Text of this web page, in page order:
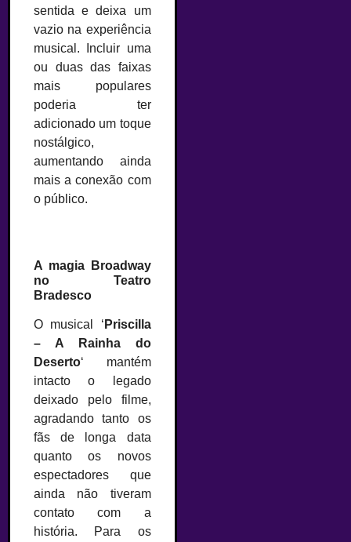
sentida e deixa um
vazio na experiência
musical. Incluir uma
ou duas das faixas
mais populares
poderia ter
adicionado um toque
nostálgico,
aumentando ainda
mais a conexão com
o público.
A magia Broadway
no Teatro
Bradesco
O musical ‘ Priscilla
– A Rainha do
Deserto‘ mantém
intacto o legado
deixado pelo filme,
agradando tanto os
fãs de longa data
quanto os novos
espectadores que
ainda não tiveram
contato com a
história. Para os